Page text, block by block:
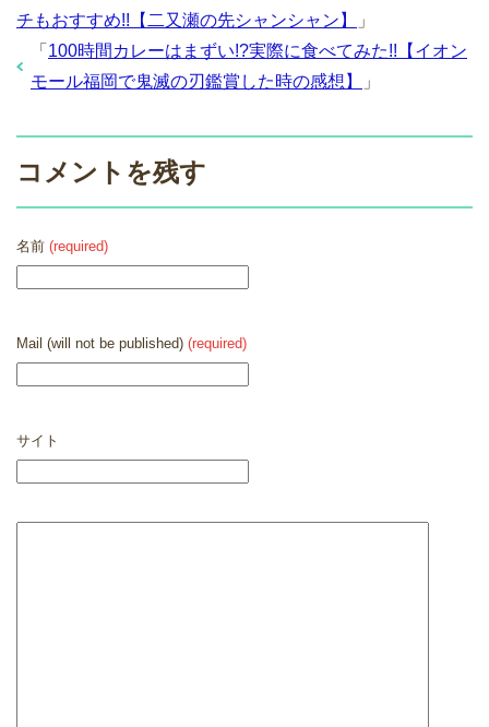
チもおすすめ!!【二又瀬の先シャンシャン】
」
「 100時間カレーはまずい!?実際に食べてみた!!【イオン
モール福岡で鬼滅の刃鑑賞した時の感想】
」
コメントを残す
名前 (required)
Mail (will not be published) (required)
サイト